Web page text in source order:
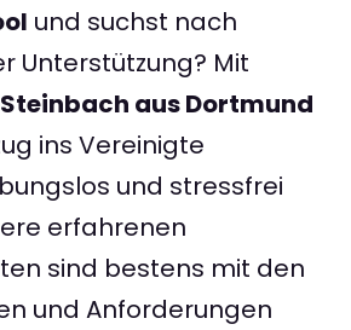
und suchst nach
Unterstützung? Mit
aus Dortmund
ins Vereinigte
und stressfrei
erfahrenen
sind bestens mit den
und Anforderungen